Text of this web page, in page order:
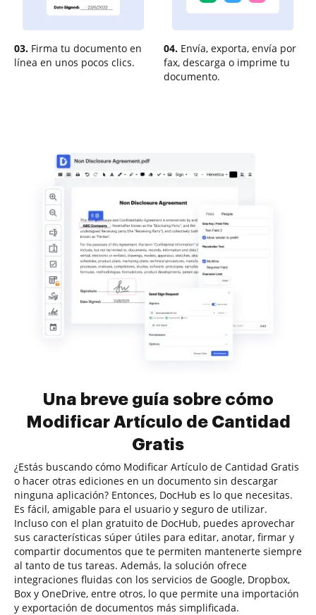
03. Firma tu documento en
línea en unos pocos clics.
04. Envía, exporta, envía por
fax, descarga o imprime tu
documento.
Una breve guía sobre cómo
Modificar Artículo de Cantidad
Gratis
¿Estás buscando cómo Modificar Artículo de Cantidad Gratis
o hacer otras ediciones en un documento sin descargar
ninguna aplicación? Entonces, DocHub es lo que necesitas.
Es fácil, amigable para el usuario y seguro de utilizar.
Incluso con el plan gratuito de DocHub, puedes aprovechar
sus características súper útiles para editar, anotar, firmar y
compartir documentos que te permiten mantenerte siempre
al tanto de tus tareas. Además, la solución ofrece
integraciones fluidas con los servicios de Google, Dropbox,
Box y OneDrive, entre otros, lo que permite una importación
y exportación de documentos más simplificada.